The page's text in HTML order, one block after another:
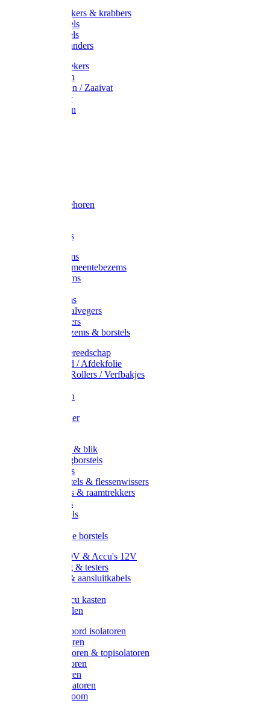
Onkruidstekers & krabbers
Hartschoffels
Ruitschoffels
Onkruidbranders
Graskantstekers
Verticuteren
Strooiwagen / Zaaivat
Grasmaaier
Grasscharen
Slede toebehoren
Composters
Straatbezems
Stads- / Gemeentebezems
Terrasbezems
Gootbezems
Kamer-/Zaalvegers
Vloertrekkers
Onkruidbezems & borstels
Schildersgereedschap
Afplakband / Afdekfolie
Kwasten / Rollers / Verfbakjes
Afdekfoliën
Schuurpapier
Handveger & blik
Voetenveegborstels
Handvegers
Afwasborstels & flessenwissers
Wasborstels & raamtrekkers
Tonborstels
Werkborstels
Hygienische borstels
Batterijen 9V & Accu's 12V
Beveiliging & testers
Kabelsets & aansluitkabels
Metalen accu kasten
Zonnepanelen
Draad & koord isolatoren
Ringisolatoren
Extra isolatoren & topisolatoren
Hoekisolatoren
Lintisolatoren
Afstandisolatoren
Isolatorenboom